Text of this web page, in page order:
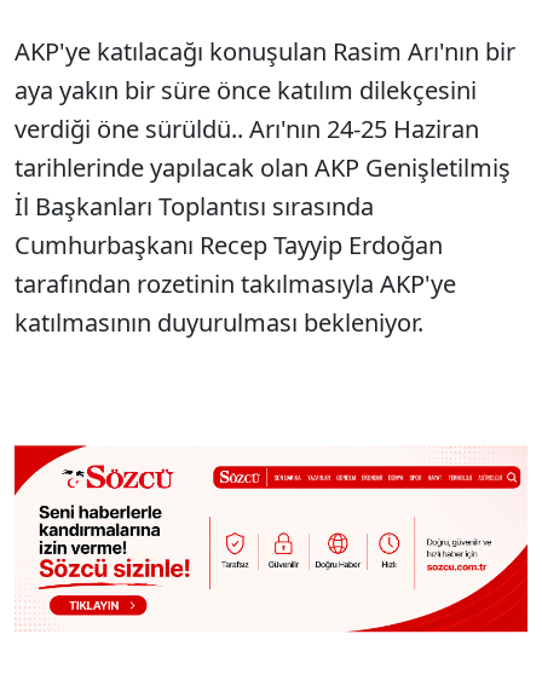
AKP'ye katılacağı konuşulan Rasim Arı'nın bir
aya yakın bir süre önce katılım dilekçesini
verdiği öne sürüldü.. Arı'nın 24-25 Haziran
tarihlerinde yapılacak olan AKP Genişletilmiş
İl Başkanları Toplantısı sırasında
Cumhurbaşkanı Recep Tayyip Erdoğan
tarafından rozetinin takılmasıyla AKP'ye
katılmasının duyurulması bekleniyor.